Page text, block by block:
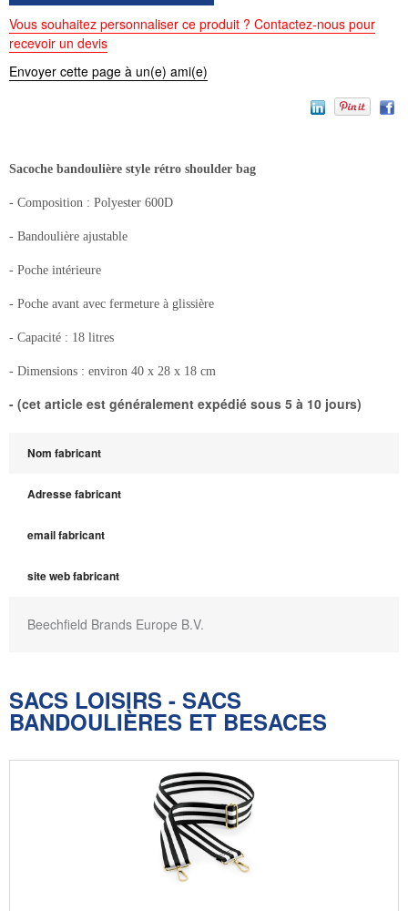
Vous souhaitez personnaliser ce produit ? Contactez-nous pour
recevoir un devis
Envoyer cette page à un(e) ami(e)
Sacoche bandoulière style rétro shoulder bag
- Composition : Polyester 600D
- Bandoulière ajustable
- Poche intérieure
- Poche avant avec fermeture à glissière
- Capacité : 18 litres
- Dimensions : environ 40 x 28 x 18 cm
- (cet article est généralement expédié sous 5 à 10 jours)
Nom fabricant
Adresse fabricant
email fabricant
site web fabricant
Beechfield Brands Europe B.V.
SACS LOISIRS - SACS
BANDOULIÈRES ET BESACES